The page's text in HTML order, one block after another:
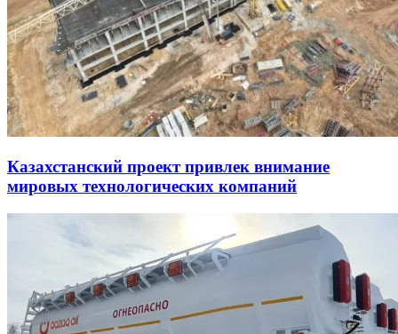
Казахстанский проект привлек внимание
мировых технологических компаний